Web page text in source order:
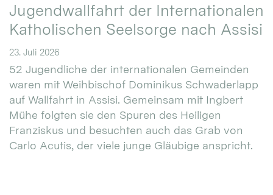
Jugendwallfahrt der Internationalen
Katholischen Seelsorge nach Assisi
23. Juli 2026
52 Jugendliche der internationalen Gemeinden
waren mit Weihbischof Dominikus Schwaderlapp
auf Wallfahrt in Assisi. Gemeinsam mit Ingbert
Mühe folgten sie den Spuren des Heiligen
Franziskus und besuchten auch das Grab von
Carlo Acutis, der viele junge Gläubige anspricht.